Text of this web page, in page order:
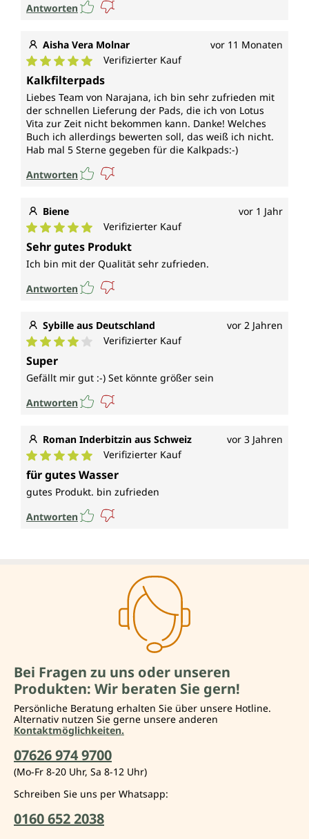
Antworten
Aisha Vera Molnar vor 11 Monaten
Durchschnittliche Bewertung von 5 von 5 Sternen
Verifizierter Kauf
Kalkfilterpads
Liebes Team von Narajana, ich bin sehr zufrieden mit
der schnellen Lieferung der Pads, die ich von Lotus
Vita zur Zeit nicht bekommen kann. Danke! Welches
Buch ich allerdings bewerten soll, das weiß ich nicht.
Hab mal 5 Sterne gegeben für die Kalkpads:-)
Antworten
Biene vor 1 Jahr
Durchschnittliche Bewertung von 5 von 5 Sternen
Verifizierter Kauf
Sehr gutes Produkt
Ich bin mit der Qualität sehr zufrieden.
Antworten
Sybille aus Deutschland vor 2 Jahren
Durchschnittliche Bewertung von 4 von 5 Sternen
Verifizierter Kauf
Super
Gefällt mir gut :-) Set könnte größer sein
Antworten
Roman Inderbitzin aus Schweiz vor 3 Jahren
Durchschnittliche Bewertung von 5 von 5 Sternen
Verifizierter Kauf
für gutes Wasser
gutes Produkt. bin zufrieden
Antworten
Bei Fragen zu uns oder unseren
Produkten: Wir beraten Sie gern!
Persönliche Beratung erhalten Sie über unsere Hotline.
Alternativ nutzen Sie gerne unsere anderen
Kontaktmöglichkeiten.
07626 974 9700
(Mo-Fr 8-20 Uhr, Sa 8-12 Uhr)
Schreiben Sie uns per Whatsapp:
0160 652 2038